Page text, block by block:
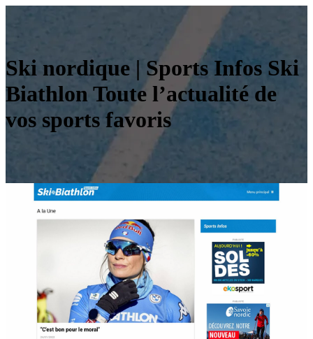
Ski nordique | Sports Infos Ski
Biathlon Toute l’actualité de
vos sports favoris